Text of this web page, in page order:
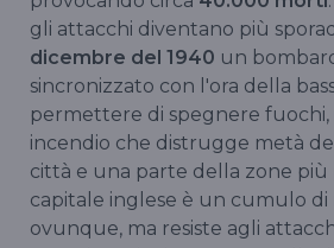
gli attacchi diventano più
dicembre del 1940 un
sincronizzato con l'ora della
permettere di spegnere fuochi,
incendio che distrugge metà
città e una parte della zone più
capitale inglese è un cumulo di
ovunque, ma resiste agli